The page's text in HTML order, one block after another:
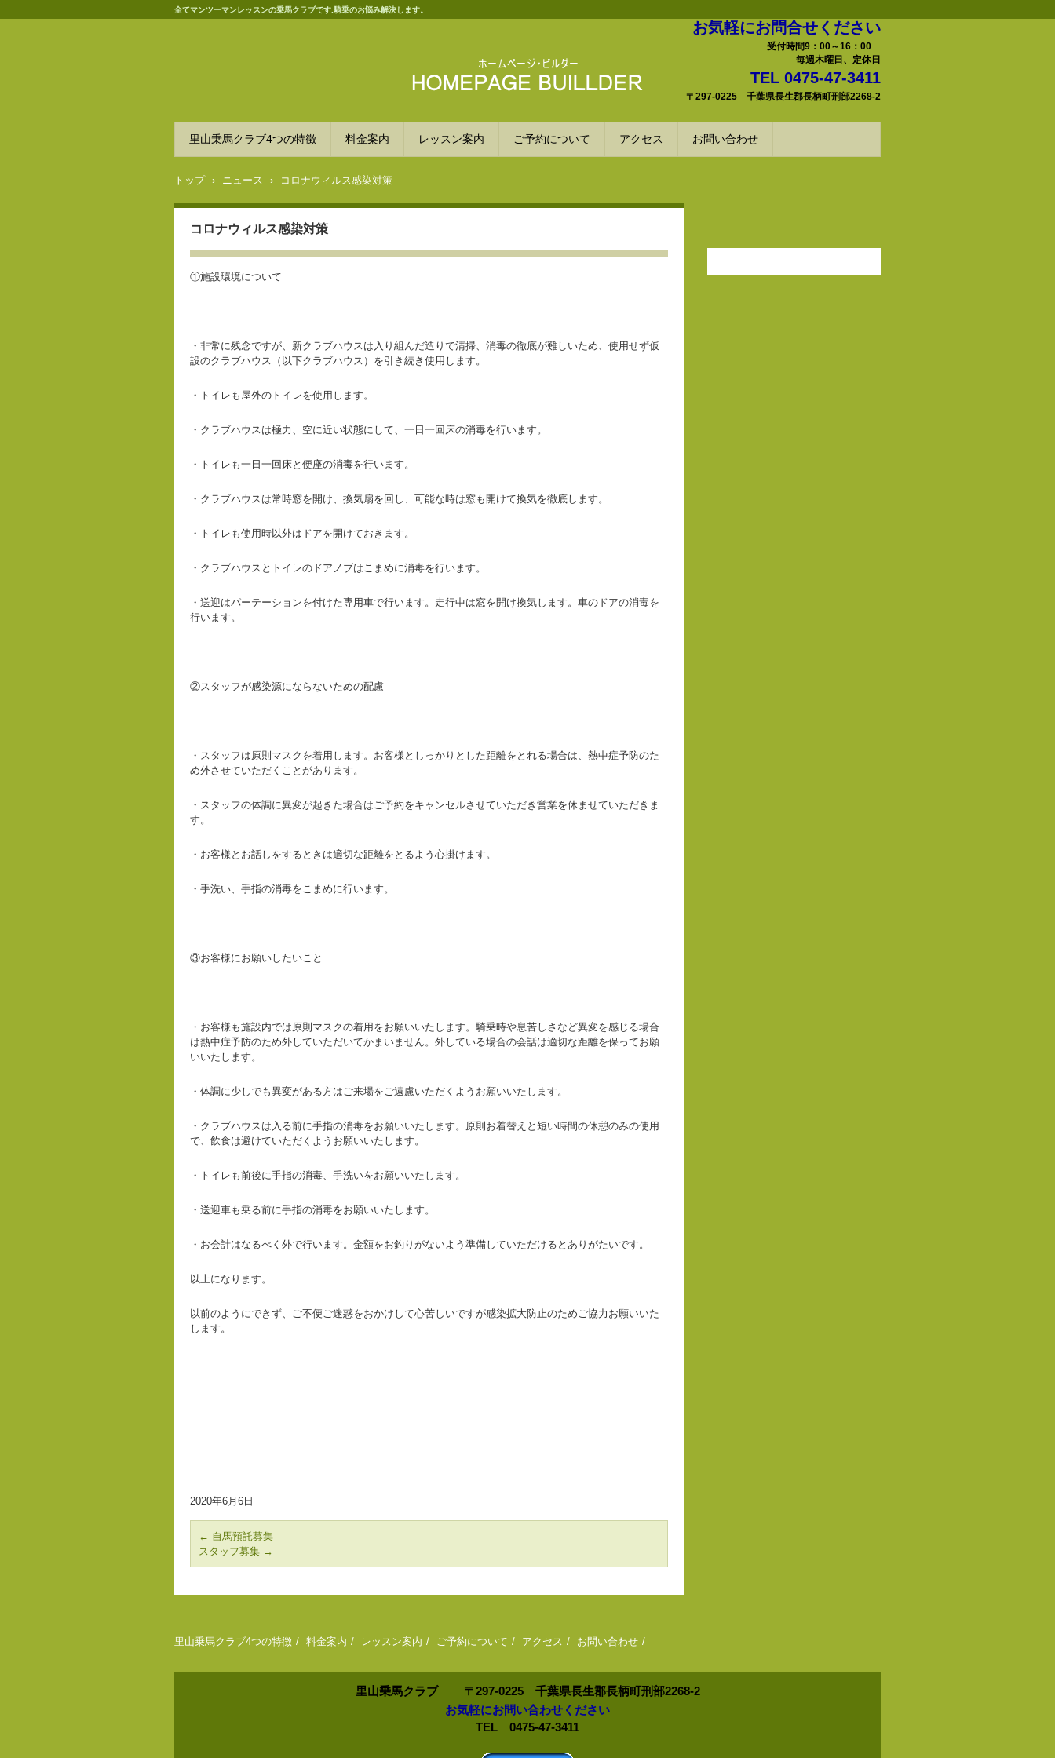
全てマンツーマンレッスンの乗馬クラブです.騎乗のお悩み解決します。
お気軽にお問合せください
受付時間9：00～16：00
毎週木曜日、定休日
TEL 0475-47-3411
〒297-0225 千葉県長生郡長柄町刑部2268-2
里山乗馬クラブ4つの特徴 料金案内 レッスン案内 ご予約について アクセス お問い合わせ
トップ › ニュース › コロナウィルス感染対策
コロナウィルス感染対策
①施設環境について
・非常に残念ですが、新クラブハウスは入り組んだ造りで清掃、消毒の徹底が難しいため、使用せず仮
設のクラブハウス（以下クラブハウス）を引き続き使用します。
・トイレも屋外のトイレを使用します。
・クラブハウスは極力、空に近い状態にして、一日一回床の消毒を行います。
・トイレも一日一回床と便座の消毒を行います。
・クラブハウスは常時窓を開け、換気扇を回し、可能な時は窓も開けて換気を徹底します。
・トイレも使用時以外はドアを開けておきます。
・クラブハウスとトイレのドアノブはこまめに消毒を行います。
・送迎はパーテーションを付けた専用車で行います。走行中は窓を開け換気します。車のドアの消毒を
行います。
②スタッフが感染源にならないための配慮
・スタッフは原則マスクを着用します。お客様としっかりとした距離をとれる場合は、熱中症予防のた
め外させていただくことがあります。
・スタッフの体調に異変が起きた場合はご予約をキャンセルさせていただき営業を休ませていただきま
す。
・お客様とお話しをするときは適切な距離をとるよう心掛けます。
・手洗い、手指の消毒をこまめに行います。
③お客様にお願いしたいこと
・お客様も施設内では原則マスクの着用をお願いいたします。騎乗時や息苦しさなど異変を感じる場合
は熱中症予防のため外していただいてかまいません。外している場合の会話は適切な距離を保ってお願
いいたします。
・体調に少しでも異変がある方はご来場をご遠慮いただくようお願いいたします。
・クラブハウスは入る前に手指の消毒をお願いいたします。原則お着替えと短い時間の休憩のみの使用
で、飲食は避けていただくようお願いいたします。
・トイレも前後に手指の消毒、手洗いをお願いいたします。
・送迎車も乗る前に手指の消毒をお願いいたします。
・お会計はなるべく外で行います。金額をお釣りがないよう準備していただけるとありがたいです。
以上になります。
以前のようにできず、ご不便ご迷惑をおかけして心苦しいですが感染拡大防止のためご協力お願いいた
します。
2020年6月6日
← 自馬預託募集
スタッフ募集 →
里山乗馬クラブ4つの特徴 料金案内 レッスン案内 ご予約について アクセス お問い合わせ
里山乗馬クラブ
〒297-0225 千葉県長生郡長柄町刑部2268-2
お気軽にお問い合わせください
TEL 0475-47-3411